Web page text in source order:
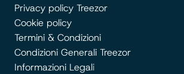
Privacy policy Treezor
Cookie policy
Termini & Condizioni
Condizioni Generali Treezor
Informazioni Legali